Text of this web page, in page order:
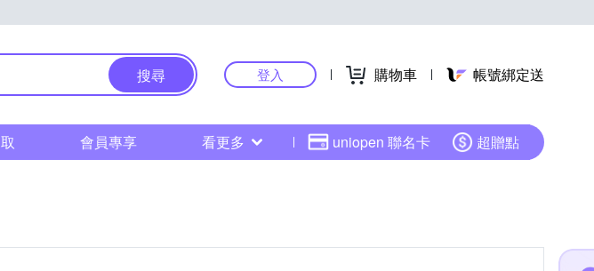
搜尋 登入 購物車 帳號綁定送
會員專享 看更多 uniopen 聯名卡 超贈點